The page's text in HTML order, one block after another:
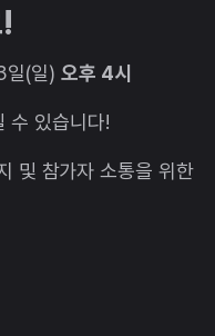
일(일)오후 4시
수 있습니다!
및 참가자 소통을 위한